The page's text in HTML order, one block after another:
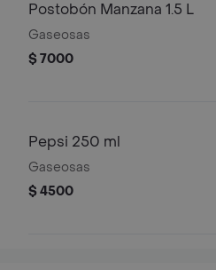
Postobón Manzana 1.5 L
Gaseosas
$ 7000
Pepsi 250 ml
Gaseosas
$ 4500